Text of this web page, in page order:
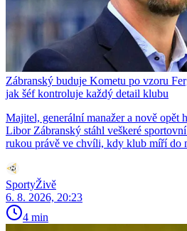
Zábranský buduje Kometu po vzoru
jak šéf kontroluje každý detail klubu
Majitel, generální manažer a nově opět
Libor Zábranský stáhl veškeré
rukou právě ve chvíli, kdy klub míří do
SportyŽivě
6. 8. 2026, 20:23
4 min